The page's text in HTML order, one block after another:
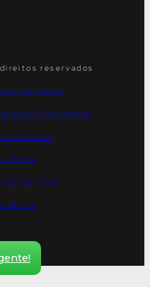
reservados
de Dados
para Fornecedores
de Serviços